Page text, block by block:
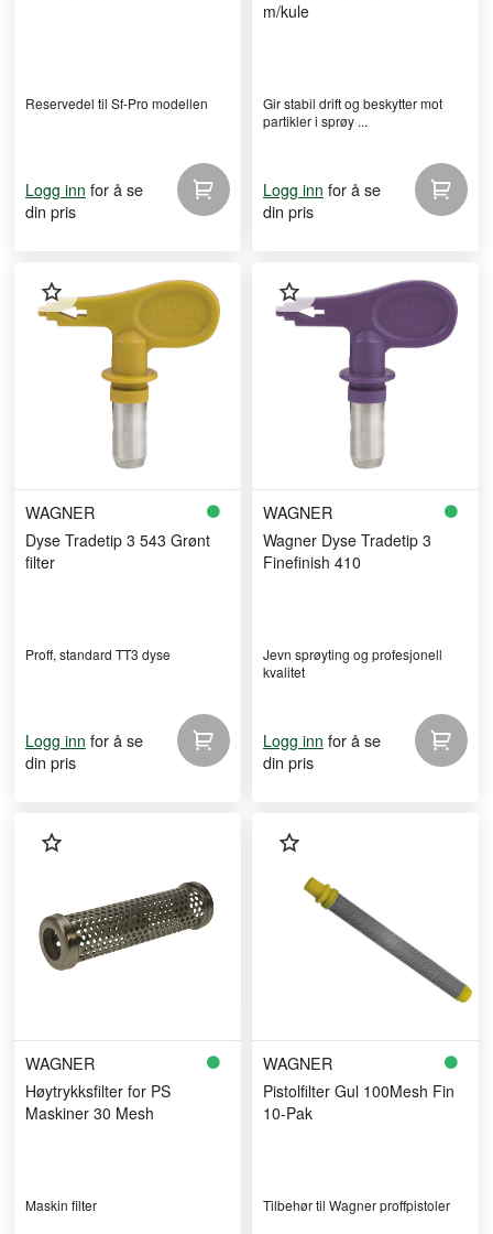
Reservedel til Sf-Pro modellen
Logg inn for å se
din pris
m/kule
Gir stabil drift og beskytter mot
partikler i sprøy ...
Logg inn for å se
din pris
WAGNER
Dyse Tradetip 3 543 Grønt
filter
Proff, standard TT3 dyse
Logg inn for å se
din pris
WAGNER
Wagner Dyse Tradetip 3
Finefinish 410
Jevn sprøyting og profesjonell
kvalitet
Logg inn for å se
din pris
WAGNER
Høytrykksfilter for PS
Maskiner 30 Mesh
Maskin filter
WAGNER
Pistolfilter Gul 100Mesh Fin
10-Pak
Tilbehør til Wagner proffpistoler